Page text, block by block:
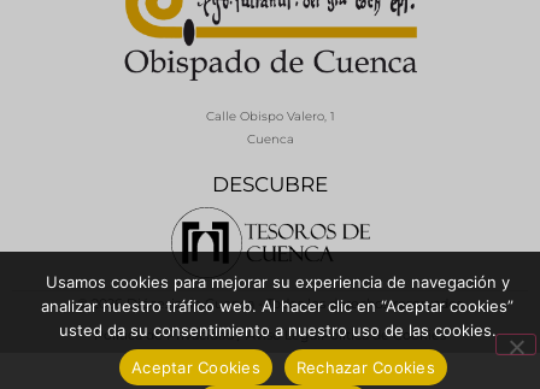
DESCUBRE
Calle Obispo Valero, 1
Cuenca
© 2026 Diócesis de Cuenca - Todos los derechos reservados
Política de Privacidad / Aviso LegalPolítica de Cookies
Usamos cookies para mejorar su experiencia de navegación y
analizar nuestro tráfico web. Al hacer clic en “Aceptar cookies”
usted da su consentimiento a nuestro uso de las cookies.
Aceptar Cookies
Rechazar Cookies